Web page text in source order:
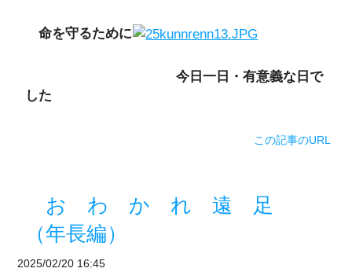
命を守るために
今日一日・有意義な日で
した
この記事のURL
お わ か れ 遠 足
（年長編）
2025/02/20 16:45